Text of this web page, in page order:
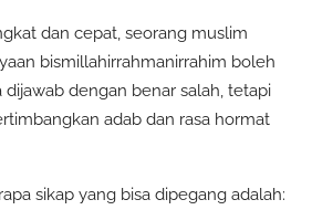
dan cepat, seorang muslim
bismillahirrahmanirrahim boleh
dengan benar salah, tetapi
adab dan rasa hormat
sikap yang bisa dipegang adalah: